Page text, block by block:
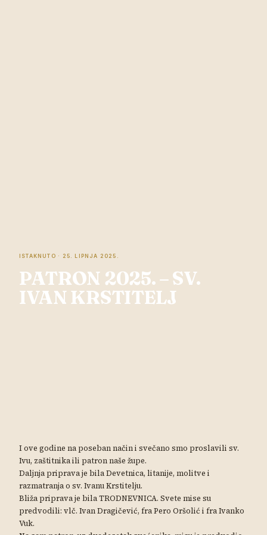
ISTAKNUTO · 25. LIPNJA 2025.
PATRON 2025. – SV.
IVAN KRSTITELJ
I ove godine na poseban način i svečano smo proslavili sv.
Ivu, zaštitnika ili patron naše župe.
Daljnja priprava je bila Devetnica, litanije, molitve i
razmatranja o sv. Ivanu Krstitelju.
Bliža priprava je bila TRODNEVNICA. Svete mise su
predvodili: vlč. Ivan Dragičević, fra Pero Oršolić i fra Ivanko
Vuk.